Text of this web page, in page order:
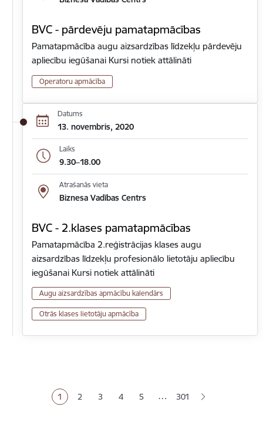
BVC - pārdevēju pamatapmācības
Pamatapmācība augu aizsardzības līdzekļu pārdevēju
apliecību iegūšanai Kursi notiek attālināti
Operatoru apmācība
Datums
13. novembris, 2020
Laiks
9.30–18.00
Atrašanās vieta
Biznesa Vadības Centrs
BVC - 2.klases pamatapmācības
Pamatapmācība 2.reģistrācijas klases augu
aizsardzības līdzekļu profesionālo lietotāju apliecību
iegūšanai Kursi notiek attālināti
Augu aizsardzības apmācību kalendārs
Otrās klases lietotāju apmācība
Pašreizējā lapa
1 Lapa
2 Lapa
3 Lapa
4 Lapa
5 … 301